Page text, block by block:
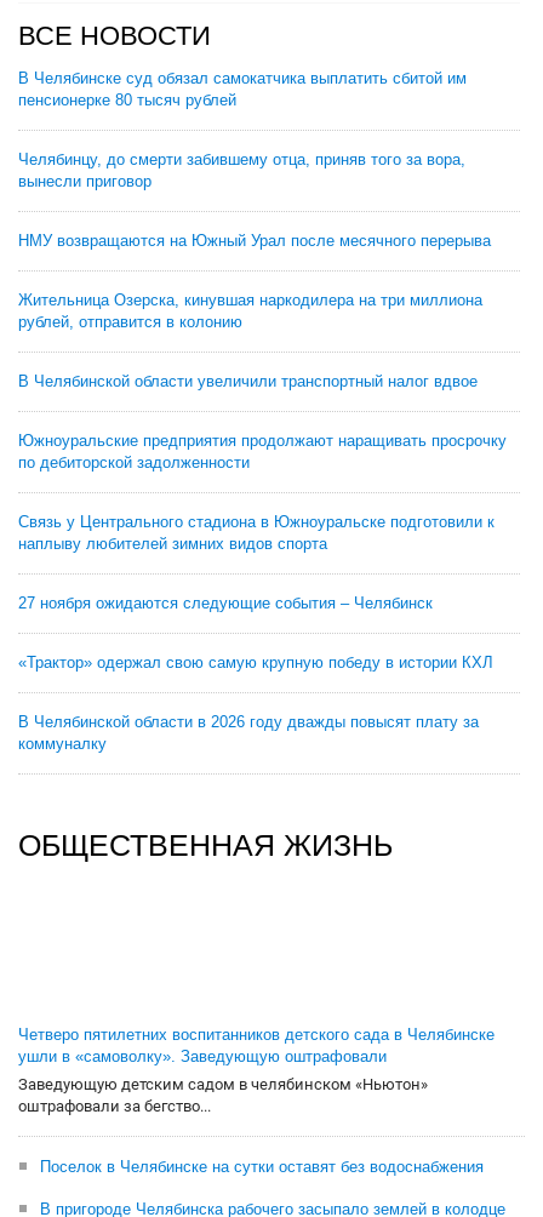
ВСЕ НОВОСТИ
В Челябинске суд обязал самокатчика выплатить сбитой им
пенсионерке 80 тысяч рублей
Челябинцу, до смерти забившему отца, приняв того за вора,
вынесли приговор
НМУ возвращаются на Южный Урал после месячного перерыва
Жительница Озерска, кинувшая наркодилера на три миллиона
рублей, отправится в колонию
В Челябинской области увеличили транспортный налог вдвое
Южноуральские предприятия продолжают наращивать просрочку
по дебиторской задолженности
Связь у Центрального стадиона в Южноуральске подготовили к
наплыву любителей зимних видов спорта
27 ноября ожидаются следующие события – Челябинск
«Трактор» одержал свою самую крупную победу в истории КХЛ
В Челябинской области в 2026 году дважды повысят плату за
коммуналку
ОБЩЕСТВЕННАЯ ЖИЗНЬ
Четверо пятилетних воспитанников детского сада в Челябинске
ушли в «самоволку». Заведующую оштрафовали
Заведующую детским садом в челябинском «Ньютон»
оштрафовали за бегство...
Поселок в Челябинске на сутки оставят без водоснабжения
В пригороде Челябинска рабочего засыпало землей в колодце